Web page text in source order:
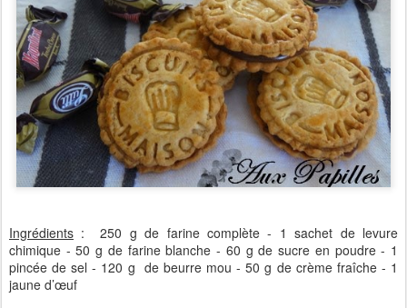
Ingrédients : 250 g de farine complète - 1 sachet de levure
chimique - 50 g de farine blanche - 60 g de sucre en poudre - 1
pincée de sel - 120 g de beurre mou - 50 g de crème fraîche - 1
jaune d’œuf